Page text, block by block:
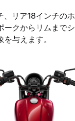
、リア18インチの
ークからリムまで
与えます。